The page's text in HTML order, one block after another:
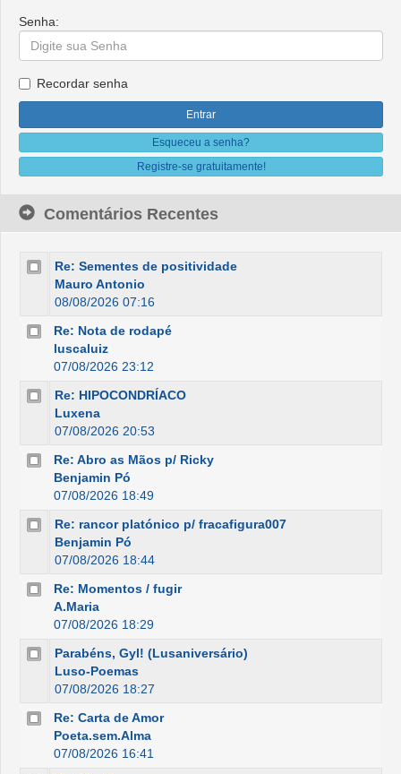
Senha:
Recordar senha
Esqueceu a senha?
Registre-se gratuitamente!
Comentários Recentes
Re: Sementes de positividade
Mauro Antonio
08/08/2026 07:16
Re: Nota de rodapé
luscaluiz
07/08/2026 23:12
Re: HIPOCONDRÍACO
Luxena
07/08/2026 20:53
Re: Abro as Mãos p/ Ricky
Benjamin Pó
07/08/2026 18:49
Re: rancor platónico p/ fracafigura007
Benjamin Pó
07/08/2026 18:44
Re: Momentos / fugir
A.Maria
07/08/2026 18:29
Parabéns, Gyl! (Lusaniversário)
Luso-Poemas
07/08/2026 18:27
Re: Carta de Amor
Poeta.sem.Alma
07/08/2026 16:41